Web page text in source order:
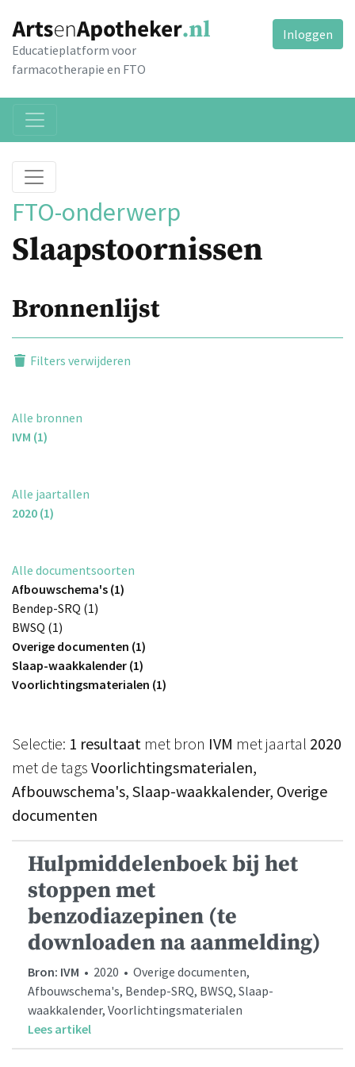
Educatieplatform voor
farmacotherapie en FTO
Inloggen
FTO-onderwerp
Slaapstoornissen
Bronnenlijst
Filters verwijderen
Alle bronnen
IVM (1)
Alle jaartallen
2020 (1)
Alle documentsoorten
Afbouwschema's (1)
Bendep-SRQ (1)
BWSQ (1)
Overige documenten (1)
Slaap-waakkalender (1)
Voorlichtingsmaterialen (1)
Selectie: 1 resultaat met bron IVM met jaartal 2020
met de tags Voorlichtingsmaterialen,
Afbouwschema's, Slaap-waakkalender, Overige
documenten
Hulpmiddelenboek bij het
stoppen met
benzodiazepinen (te
downloaden na aanmelding)
Bron: IVM • 2020 • Overige documenten,
Afbouwschema's, Bendep-SRQ, BWSQ, Slaap-
waakkalender, Voorlichtingsmaterialen
Lees artikel